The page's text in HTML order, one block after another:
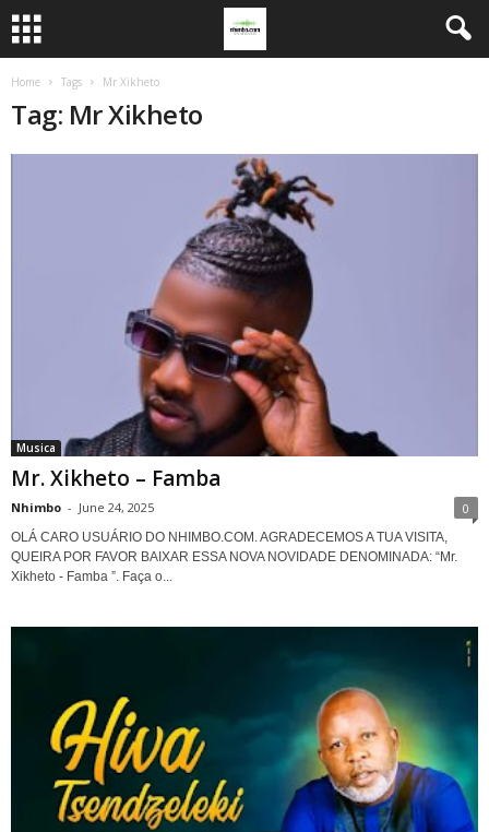
Home Tags Mr Xikheto
Tag: Mr Xikheto
Musica
Mr. Xikheto – Famba
Nhimbo - June 24, 2025 0
OLÁ CARO USUÁRIO DO NHIMBO.COM. AGRADECEMOS A TUA VISITA,
QUEIRA POR FAVOR BAIXAR ESSA NOVA NOVIDADE DENOMINADA: “Mr.
Xikheto - Famba ”. Faça o...